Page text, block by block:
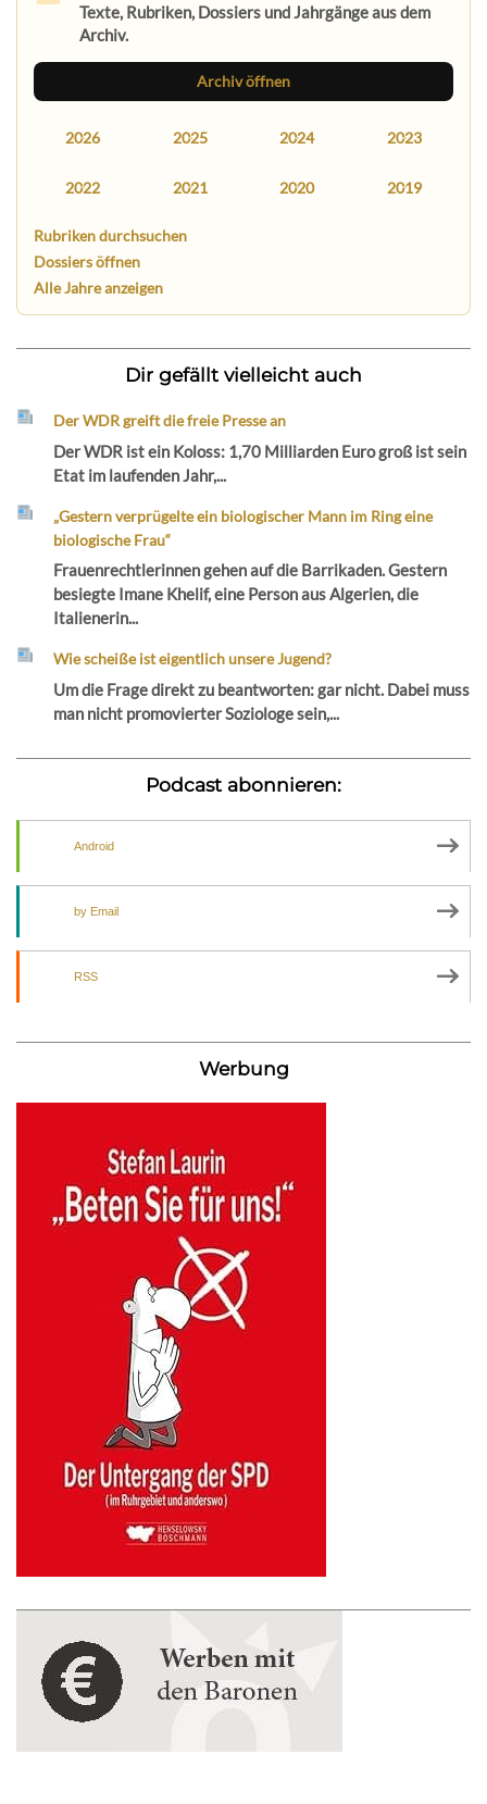
Texte, Rubriken, Dossiers und Jahrgänge aus dem
Archiv.
Archiv öffnen
2026 2025 2024 2023
2022 2021 2020 2019
Rubriken durchsuchen
Dossiers öffnen
Alle Jahre anzeigen
Dir gefällt vielleicht auch
Der WDR greift die freie Presse an
Der WDR ist ein Koloss: 1,70 Milliarden Euro groß ist sein
Etat im laufenden Jahr,...
„Gestern verprügelte ein biologischer Mann im Ring eine
biologische Frau“
Frauenrechtlerinnen gehen auf die Barrikaden. Gestern
besiegte Imane Khelif, eine Person aus Algerien, die
Italienerin...
Wie scheiße ist eigentlich unsere Jugend?
Um die Frage direkt zu beantworten: gar nicht. Dabei muss
man nicht promovierter Soziologe sein,...
Podcast abonnieren:
Android
by Email
RSS
Werbung